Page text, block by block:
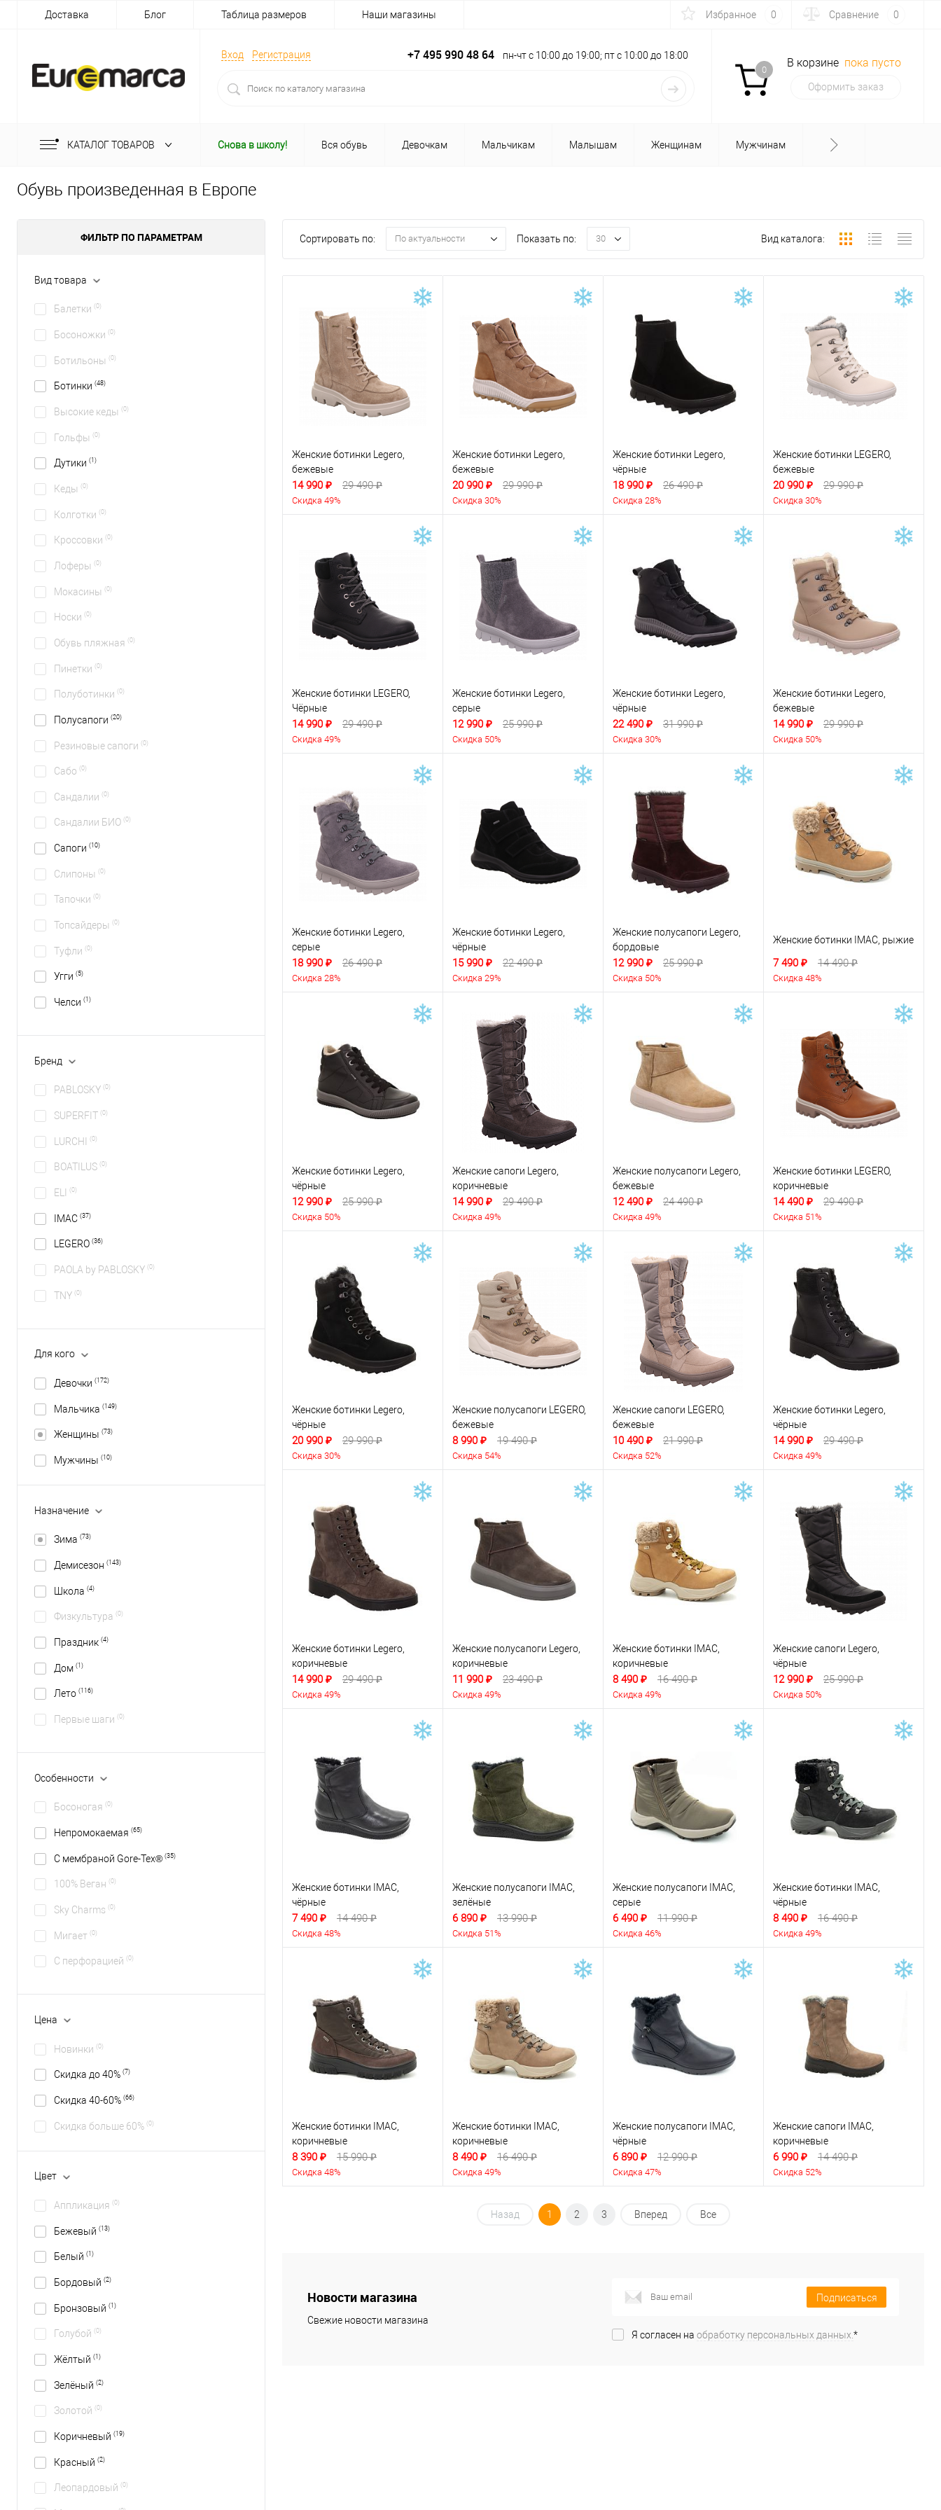
Доставка Блог Таблица размеров Наши магазины Избранное 0 Сравнение 0
Вход Регистрация +7 495 990 48 64 пн-чт с 10:00 до 19:00; пт с 10:00 до 18:00
0
В корзине пока пусто
Оформить заказ
КАТАЛОГ ТОВАРОВ Снова в школу! Вся обувь Девочкам Мальчикам Малышам Женщинам Мужчинам
Обувь произведенная в Европе
ФИЛЬТР ПО ПАРАМЕТРАМ
Вид товара
Балетки (0)
Босоножки (0)
Ботильоны (0)
Ботинки (48)
Высокие кеды (0)
Гольфы (0)
Дутики (1)
Кеды (0)
Колготки (0)
Кроссовки (0)
Лоферы (0)
Мокасины (0)
Носки (0)
Обувь пляжная (0)
Пинетки (0)
Полуботинки (0)
Полусапоги (20)
Резиновые сапоги (0)
Сабо (0)
Сандалии (0)
Сандалии БИО (0)
Сапоги (10)
Слипоны (0)
Тапочки (0)
Топсайдеры (0)
Туфли (0)
Угги (5)
Челси (1)
Бренд
PABLOSKY (0)
SUPERFIT (0)
LURCHI (0)
BOATILUS (0)
ELI (0)
IMAC (37)
LEGERO (36)
PAOLA by PABLOSKY (0)
TNY (0)
Для кого
Девочки (172)
Мальчика (149)
Женщины (73)
Мужчины (10)
Назначение
Зима (73)
Демисезон (143)
Школа (4)
Физкультура (0)
Праздник (4)
Дом (1)
Лето (116)
Первые шаги (0)
Особенности
Босоногая (0)
Непромокаемая (65)
С мембраной Gore-Tex® (35)
100% Веган (0)
Sky Charms (0)
Мигает (0)
С перфорацией (0)
Цена
Новинки (0)
Скидка до 40% (7)
Скидка 40-60% (66)
Скидка больше 60% (0)
Цвет
Аппликация (0)
Бежевый (13)
Белый (1)
Бордовый (2)
Бронзовый (1)
Голубой (0)
Жёлтый (1)
Зелёный (2)
Золотой (0)
Коричневый (19)
Красный (2)
Леопардовый (0)
Сортировать по: По актуальности Показать по: 30 Вид каталога:
Женские ботинки Legero,
бежевые
14 990 ₽ 29 490 ₽
Скидка 49%
Женские ботинки Legero,
бежевые
20 990 ₽ 29 990 ₽
Скидка 30%
Женские ботинки Legero,
чёрные
18 990 ₽ 26 490 ₽
Скидка 28%
Женские ботинки LEGERO,
бежевые
20 990 ₽ 29 990 ₽
Скидка 30%
Женские ботинки LEGERO,
Чёрные
14 990 ₽ 29 490 ₽
Скидка 49%
Женские ботинки Legero,
серые
12 990 ₽ 25 990 ₽
Скидка 50%
Женские ботинки Legero,
чёрные
22 490 ₽ 31 990 ₽
Скидка 30%
Женские ботинки Legero,
бежевые
14 990 ₽ 29 990 ₽
Скидка 50%
Женские ботинки Legero,
серые
18 990 ₽ 26 490 ₽
Скидка 28%
Женские ботинки Legero,
чёрные
15 990 ₽ 22 490 ₽
Скидка 29%
Женские полусапоги Legero,
бордовые
12 990 ₽ 25 990 ₽
Скидка 50%
Женские ботинки IMAC, рыжие
7 490 ₽ 14 490 ₽
Скидка 48%
Женские ботинки Legero,
чёрные
12 990 ₽ 25 990 ₽
Скидка 50%
Женские сапоги Legero,
коричневые
14 990 ₽ 29 490 ₽
Скидка 49%
Женские полусапоги Legero,
бежевые
12 490 ₽ 24 490 ₽
Скидка 49%
Женские ботинки LEGERO,
коричневые
14 490 ₽ 29 490 ₽
Скидка 51%
Женские ботинки Legero,
чёрные
20 990 ₽ 29 990 ₽
Скидка 30%
Женские полусапоги LEGERO,
бежевые
8 990 ₽ 19 490 ₽
Скидка 54%
Женские сапоги LEGERO,
бежевые
10 490 ₽ 21 990 ₽
Скидка 52%
Женские ботинки Legero,
чёрные
14 990 ₽ 29 490 ₽
Скидка 49%
Женские ботинки Legero,
коричневые
14 990 ₽ 29 490 ₽
Скидка 49%
Женские полусапоги Legero,
коричневые
11 990 ₽ 23 490 ₽
Скидка 49%
Женские ботинки IMAC,
коричневые
8 490 ₽ 16 490 ₽
Скидка 49%
Женские сапоги Legero,
чёрные
12 990 ₽ 25 990 ₽
Скидка 50%
Женские ботинки IMAC,
чёрные
7 490 ₽ 14 490 ₽
Скидка 48%
Женские полусапоги IMAC,
зелёные
6 890 ₽ 13 990 ₽
Скидка 51%
Женские полусапоги IMAC,
серые
6 490 ₽ 11 990 ₽
Скидка 46%
Женские ботинки IMAC,
чёрные
8 490 ₽ 16 490 ₽
Скидка 49%
Женские ботинки IMAC,
коричневые
8 390 ₽ 15 990 ₽
Скидка 48%
Женские ботинки IMAC,
коричневые
8 490 ₽ 16 490 ₽
Скидка 49%
Женские полусапоги IMAC,
чёрные
6 890 ₽ 12 990 ₽
Скидка 47%
Женские сапоги IMAC,
коричневые
6 990 ₽ 14 490 ₽
Скидка 52%
Назад 1 2 3 Вперед Все
Новости магазина
Свежие новости магазина
Подписаться
Я согласен на обработку персональных данных.*